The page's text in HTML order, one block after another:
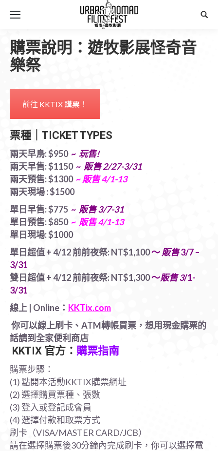
購票說明：遊牧影展怪奇音
樂祭
前往 KKTIX 購票！
票種｜TICKET TYPES
兩天早鳥: $950 ~ 玩售!
兩天早售: $1150 ~ 販售 2/27-3/31
兩天預售: $1300 ~販售4/1-13
兩天現場 : $1500
單日早售: $775 ~ 販售3/7-31
單日預售: $850 ~ 販售4/1-13
單日現場: $1000
單日超值 + 4/12 前前夜祭: NT$1,100～販售3/7 –
3/31
雙日超值 + 4/12 前前夜祭: NT$1,300～販售 3/1-
3/31
線上 | Online： KKTix.com
你可以線上刷卡、ATM轉帳買票，想用現金購票的
話請到全家便利商店
KKTIX 官方： 購票指南
購票步驟：
(1) 點開本活動KKTIX購票網址
(2) 選擇購買票種、張數
(3) 登入或登記成會員
(4) 選擇付款和取票方式
刷卡（VISA/MASTER CARD/JCB）
請在選擇購票後30分鐘內完成刷卡，你可以選擇電